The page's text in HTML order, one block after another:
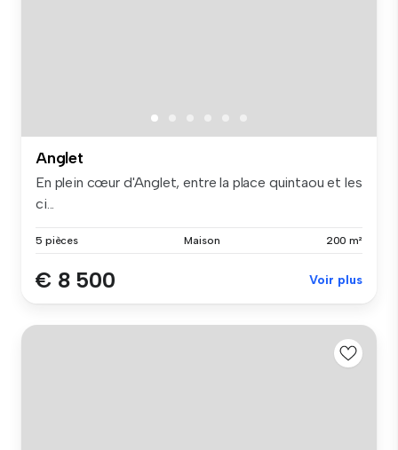
Anglet
En plein cœur d'Anglet, entre la place quintaou et les
ci...
5 pièces Maison 200 m²
€ 8 500 Voir plus